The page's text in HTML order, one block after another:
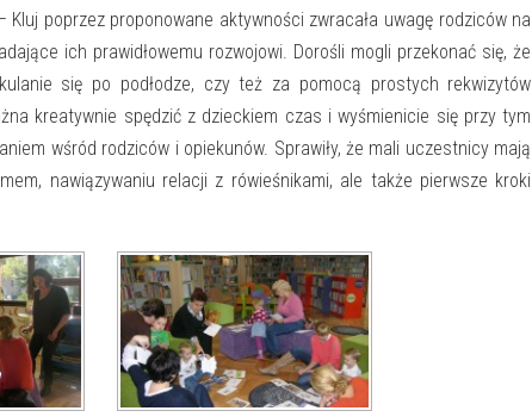
poprzez proponowane aktywności zwracała uwagę rodziców na
ich prawidłowemu rozwojowi. Dorośli mogli przekonać się, że
się po podłodze, czy też za pomocą prostych rekwizytów
kreatywnie spędzić z dzieckiem czas i wyśmienicie się przy tym
wśród rodziców i opiekunów. Sprawiły, że mali uczestnicy mają
nawiązywaniu relacji z rówieśnikami, ale także pierwsze kroki